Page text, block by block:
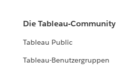
Die Tableau-Community
Tableau Public
Tableau-Benutzergruppen